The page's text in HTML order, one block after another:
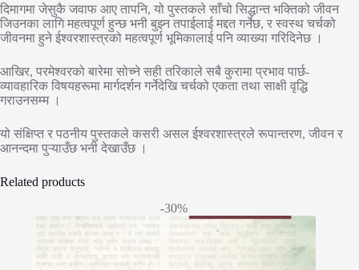
दिमागमा जेसुकै जवाफ आए तापनि, यो पुस्तकले साँचो सिद्धान्त भक्तिको जीवन
जिउनका लागि महत्वपूर्ण हुन्छ भनी बुझ्न तपाईलाई मद्दत गर्नेछ, र स्वस्थ चर्चको
जीवनमा हुने ईश्वरशास्त्रको महत्वपूर्ण भूमिकालाई पनि व्याख्या गरिदिनेछ ।
आखिर, परमेश्वरको बारेमा सोच्ने सही तरिकाले सबै कुरामा प्रभाव पार्छ-
व्यावहारिक विषयहरूमा मार्गदर्शन गर्नेदेखि चर्चको एकता तथा साक्षी वृद्धि
गराउनसम्म ।
यो संक्षिप्त र पठनीय पुस्तकले कसरी असल ईश्वरशास्त्रले रूपान्तरण, जीवन र
आनन्दमा पुऱ्याउँछ भनी देखाउँछ ।
Related products
-30%